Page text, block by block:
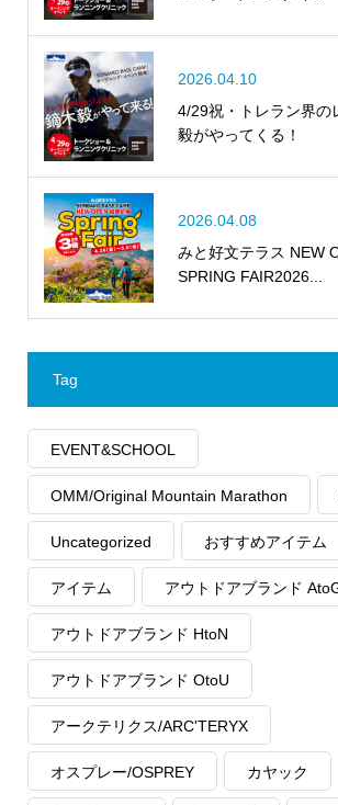
2026.04.10
4/29祝・トレラン界の
毅がやってくる！
2026.04.08
みと好文テラス NEW
SPRING FAIR2026...
Tag
EVENT&SCHOOL
OMM/Original Mountain Marathon
Uncategorized おすすめアイテム
アイテム アウトドアブランド
アウトドアブランド HtoN
アウトドアブランド OtoU
アークテリクス/ARC'TERYX
オスプレー/OSPREY カヤック